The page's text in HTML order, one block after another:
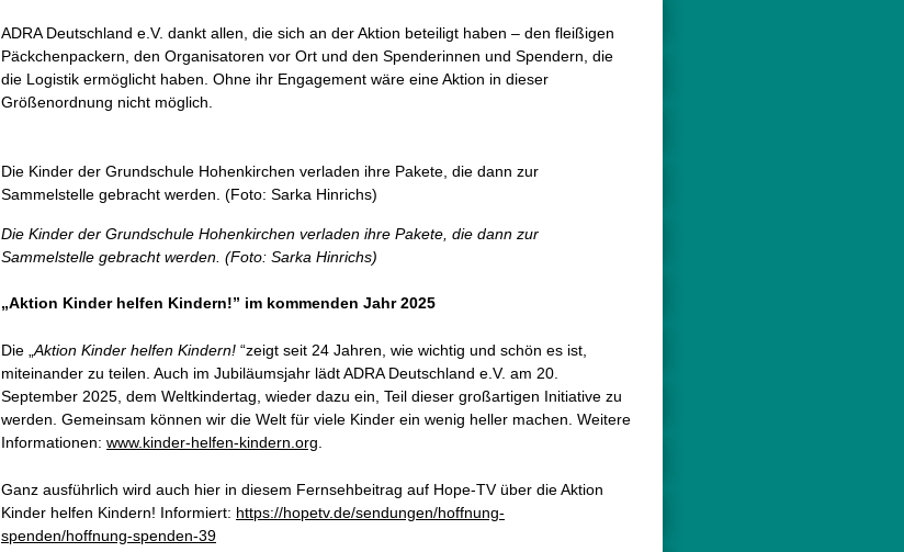
ADRA Deutschland e.V. dankt allen, die sich an der Aktion beteiligt haben – den fleißigen
Päckchenpackern, den Organisatoren vor Ort und den Spenderinnen und Spendern, die
die Logistik ermöglicht haben. Ohne ihr Engagement wäre eine Aktion in dieser
Größenordnung nicht möglich.
Die Kinder der Grundschule Hohenkirchen verladen ihre Pakete, die dann zur
Sammelstelle gebracht werden. (Foto: Sarka Hinrichs)
Die Kinder der Grundschule Hohenkirchen verladen ihre Pakete, die dann zur
Sammelstelle gebracht werden. (Foto: Sarka Hinrichs)
„Aktion Kinder helfen Kindern!” im kommenden Jahr 2025
Die „ Aktion Kinder helfen Kindern! “zeigt seit 24 Jahren, wie wichtig und schön es ist,
miteinander zu teilen. Auch im Jubiläumsjahr lädt ADRA Deutschland e.V. am 20.
September 2025, dem Weltkindertag, wieder dazu ein, Teil dieser großartigen Initiative zu
werden. Gemeinsam können wir die Welt für viele Kinder ein wenig heller machen. Weitere
Informationen: www.kinder-helfen-kindern.org
Ganz ausführlich wird auch hier in diesem Fernsehbeitrag auf Hope-TV über die Aktion
Kinder helfen Kindern! Informiert: https://hopetv.de/sendungen/hoffnung-
spenden/hoffnung-spenden-39